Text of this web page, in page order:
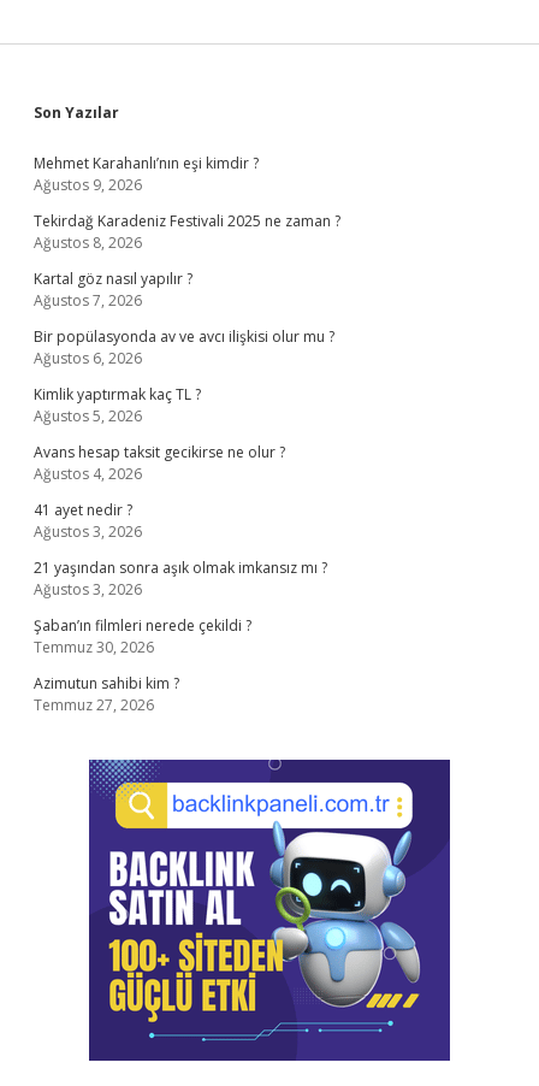
Sidebar
Son Yazılar
Mehmet Karahanlı’nın eşi kimdir ?
Ağustos 9, 2026
Tekirdağ Karadeniz Festivali 2025 ne zaman ?
Ağustos 8, 2026
Kartal göz nasıl yapılır ?
Ağustos 7, 2026
Bir popülasyonda av ve avcı ilişkisi olur mu ?
Ağustos 6, 2026
Kimlik yaptırmak kaç TL ?
Ağustos 5, 2026
Avans hesap taksit gecikirse ne olur ?
Ağustos 4, 2026
41 ayet nedir ?
Ağustos 3, 2026
21 yaşından sonra aşık olmak imkansız mı ?
Ağustos 3, 2026
Şaban’ın filmleri nerede çekildi ?
Temmuz 30, 2026
Azimutun sahibi kim ?
Temmuz 27, 2026